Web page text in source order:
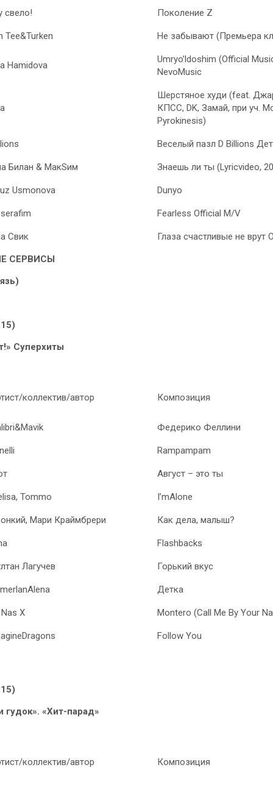
свело! Поколение Z
Tee&Turken Не забывают (Премьера
Hamidova
Umryo’ldoshim (Official
NevoMusic
Шерстяное худи (feat.
КПСС, DK, Замай, при уч.
Pyrokinesis)
Веселый пазл D Billions
Билан & МакSим Знаешь ли ты (Lyricvideo,
Usmonova Dunyo
Fearless Official M/V
Свик Глаза счастливые не врут
СЕРВИСЫ
Суперхиты
коллектив/автор Композиция
Федерико Феллини
Rampampam
Август – это ты
Tommo I’mAlone
Мари Краймбрери Как дела, малыш?
Flashbacks
Лагучев Горький вкус
Детка
X Montero (Call Me By Your
Follow You
гудок». «Хит-парад»
коллектив/автор Композиция